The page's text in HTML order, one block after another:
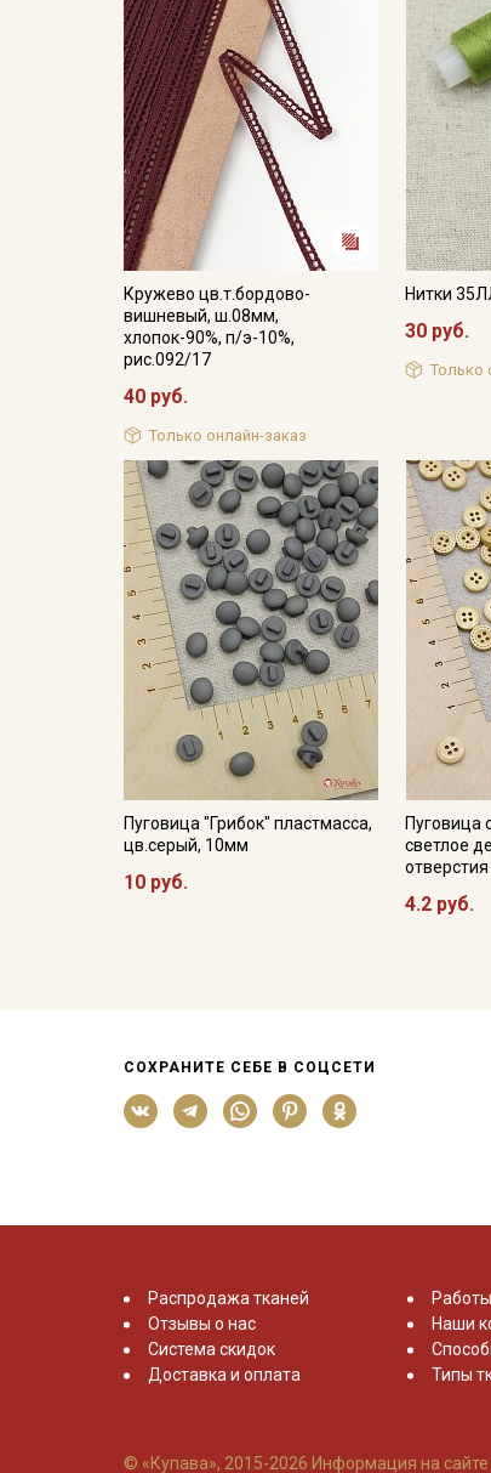
Кружево цв.т.бордово-
вишневый, ш.08мм,
хлопок-90%, п/э-10%,
рис.092/17
40 руб.
Только онлайн-заказ
Нитки
30 руб.
Только
Пуговица "Грибок" пластмасса,
цв.серый, 10мм
10 руб.
Пуговица
светлое
отверстия
4.2 руб.
СОХРАНИТЕ СЕБЕ В СОЦСЕТИ
Распродажа тканей
Отзывы о нас
Система скидок
Доставка и оплата
Наши
Типы
© «Купава», 2015-2026 Информация на сайте